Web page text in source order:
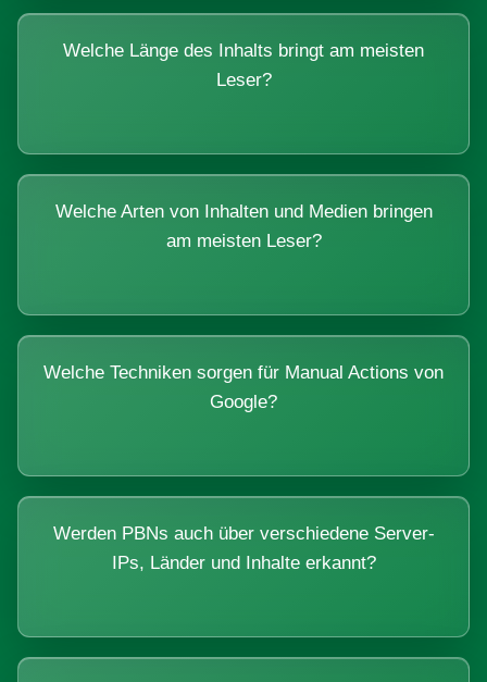
Welche Länge des Inhalts bringt am meisten
Leser?
Welche Arten von Inhalten und Medien bringen
am meisten Leser?
Welche Techniken sorgen für Manual Actions von
Google?
Werden PBNs auch über verschiedene Server-
IPs, Länder und Inhalte erkannt?